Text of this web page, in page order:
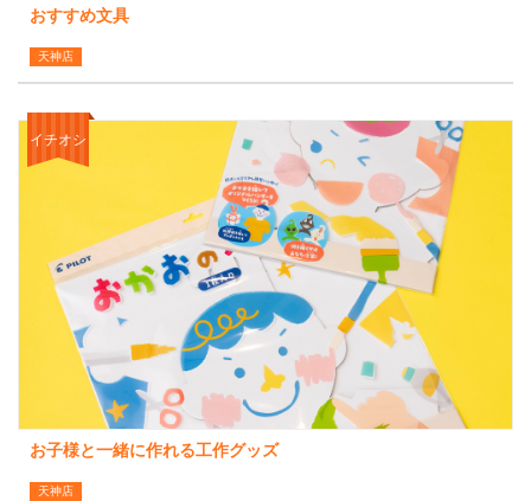
おすすめ文具
天神店
イチオシ
お子様と一緒に作れる工作グッズ
天神店